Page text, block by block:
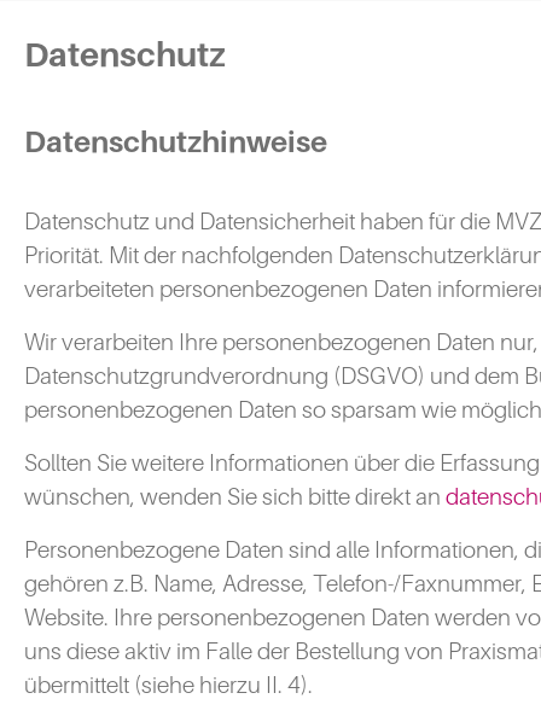
Datenschutz
Datenschutzhinweise
Datenschutz und Datensicherheit haben für die
Priorität. Mit der nachfolgenden
verarbeiteten personenbezogenen Daten
Wir verarbeiten Ihre personenbezogenen Daten
Datenschutzgrundverordnung (DSGVO) und dem
personenbezogenen Daten so sparsam wie
Sollten Sie weitere Informationen über die
wünschen, wenden Sie sich bitte direkt an
Personenbezogene Daten sind alle Informationen,
gehören z.B. Name, Adresse, Telefon-/
Website. Ihre personenbezogenen Daten werden
uns diese aktiv im Falle der Bestellung von
übermittelt (siehe hierzu II. 4).